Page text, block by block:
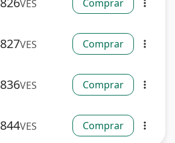
VES Comprar more_vert
827VES Comprar more_vert
836VES Comprar more_vert
844VES Comprar more_vert